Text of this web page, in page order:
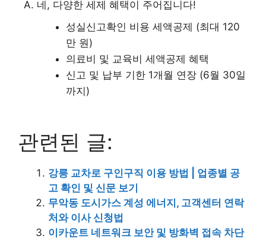
A. 네, 다양한 세제 혜택이 주어집니다!
성실신고확인 비용 세액공제 (최대 120
만 원)
의료비 및 교육비 세액공제 혜택
신고 및 납부 기한 1개월 연장 (6월 30일
까지)
관련된 글:
강릉 교차로 구인구직 이용 방법 | 업종별 공
고 확인 및 신문 보기
무악동 도시가스 계성 에너지, 고객센터 연락
처와 이사 신청법
이카운트 네트워크 보안 및 방화벽 접속 차단